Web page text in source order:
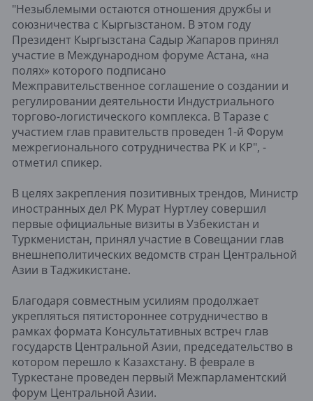
"Незыблемыми остаются отношения дружбы и
союзничества с Кыргызстаном. В этом году
Президент Кыргызстана Садыр Жапаров принял
участие в Международном форуме Астана, «на
полях» которого подписано
Межправительственное соглашение о создании и
регулировании деятельности Индустриального
торгово-логистического комплекса. В Таразе с
участием глав правительств проведен 1-й Форум
межрегионального сотрудничества РК и КР", -
отметил спикер.
В целях закрепления позитивных трендов, Министр
иностранных дел РК Мурат Нуртлеу совершил
первые официальные визиты в Узбекистан и
Туркменистан, принял участие в Совещании глав
внешнеполитических ведомств стран Центральной
Азии в Таджикистане.
Благодаря совместным усилиям продолжает
укрепляться пятистороннее сотрудничество в
рамках формата Консультативных встреч глав
государств Центральной Азии, председательство в
котором перешло к Казахстану. В феврале в
Туркестане проведен первый Межпарламентский
форум Центральной Азии.